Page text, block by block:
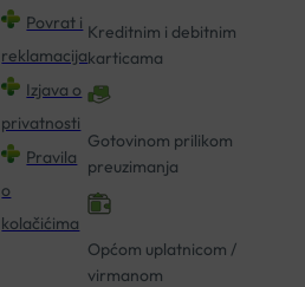
Povrat i
reklamacija
Izjava o
privatnosti
Pravila
o
kolačićima
Kreditnim i debitnim
karticama
Gotovinom prilikom
preuzimanja
Općom uplatnicom /
virmanom